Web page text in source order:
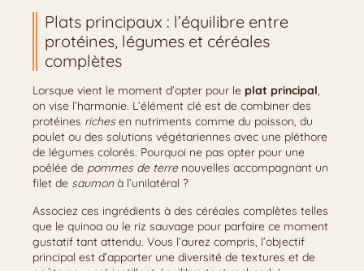
Plats principaux : l’équilibre entre
protéines, légumes et céréales
complètes
Lorsque vient le moment d’opter pour le plat principal,
on vise l’harmonie. L’élément clé est de combiner des
protéines richesen nutriments comme du poisson, du
poulet ou des solutions végétariennes avec une pléthore
de légumes colorés. Pourquoi ne pas opter pour une
poêlée de pommes de terrenouvelles accompagnant un
filet de saumonà l’unilatéral ?
Associez ces ingrédients à des céréales complètes telles
que le quinoa ou le riz sauvage pour parfaire ce moment
gustatif tant attendu. Vous l’aurez compris, l’objectif
principal est d’apporter une diversité de textures et de